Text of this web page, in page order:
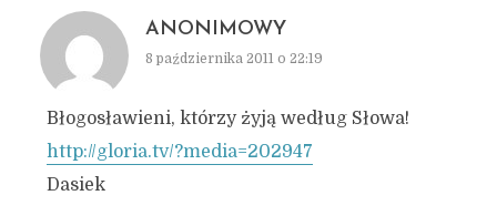
ANONIMOWY
8 października 2011 o 22:19
Błogosławieni, którzy żyją według Słowa!
http://gloria.tv/?media=202947
Dasiek